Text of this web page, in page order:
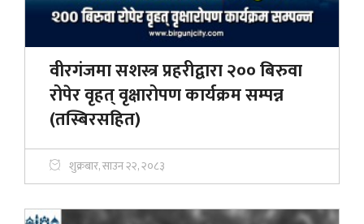
वीरगंजमा सशस्त्र प्रहरीद्वारा २०० बिरुवा
रोपेर वृहत् वृक्षारोपण कार्यक्रम सम्पन्न
(तस्बिरसहित)
शुक्रबार, साउन २२, २०८३